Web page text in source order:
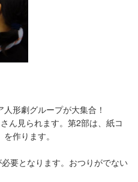
形劇グループが大集合！
ん見られます。第2部は、紙コ
作ります。
要となります。おつりがでない